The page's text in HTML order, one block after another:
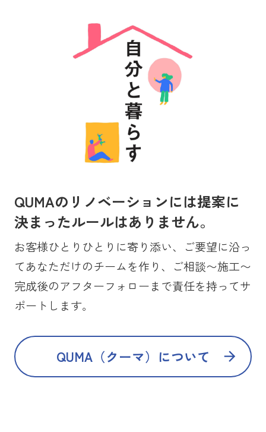
QUMAのリノベーションには提案に
決まったルールはありません。
お客様ひとりひとりに寄り添い、ご要望に沿っ
てあなただけのチームを作り、ご相談〜施工〜
完成後のアフターフォローまで責任を持ってサ
ポートします。
QUMA（クーマ）について